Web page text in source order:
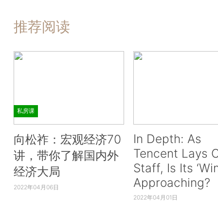
推荐阅读
私房课
向松祚：宏观经济70
讲，带你了解国内外
经济大局
2022年04月06日
In Depth: As
Tencent Lays
Staff, Is Its
Approaching?
2022年04月01日